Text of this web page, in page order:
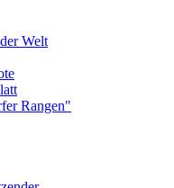
Welt
Rangen"